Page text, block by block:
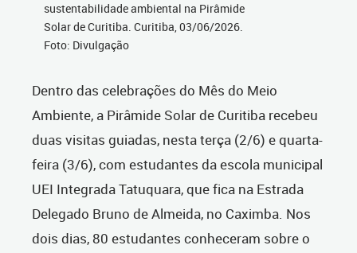
sustentabilidade ambiental na Pirâmide
Solar de Curitiba. Curitiba, 03/06/2026.
Foto: Divulgação
Dentro das celebrações do Mês do Meio
Ambiente, a Pirâmide Solar de Curitiba recebeu
duas visitas guiadas, nesta terça (2/6) e quarta-
feira (3/6), com estudantes da escola municipal
UEI Integrada Tatuquara, que fica na Estrada
Delegado Bruno de Almeida, no Caximba. Nos
dois dias, 80 estudantes conheceram sobre o